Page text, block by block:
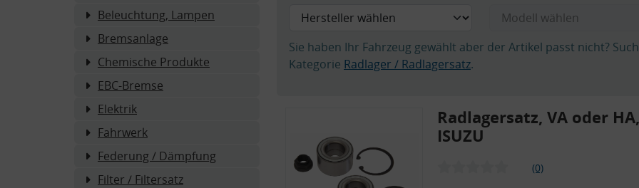
Beleuchtung, Lampen
Bremsanlage
Chemische Produkte
EBC-Bremse
Elektrik
Fahrwerk
Federung / Dämpfung
Filter / Filtersatz
Sie haben Ihr Fahrzeug gewählt aber der Artikel passt nicht?
Kategorie Radlager / Radlagersatz.
Radlagersatz, VA oder
ISUZU
(0)